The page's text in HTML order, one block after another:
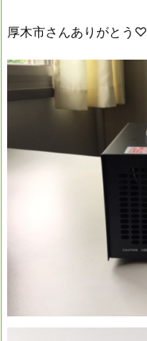
厚木市さんありがとう♡